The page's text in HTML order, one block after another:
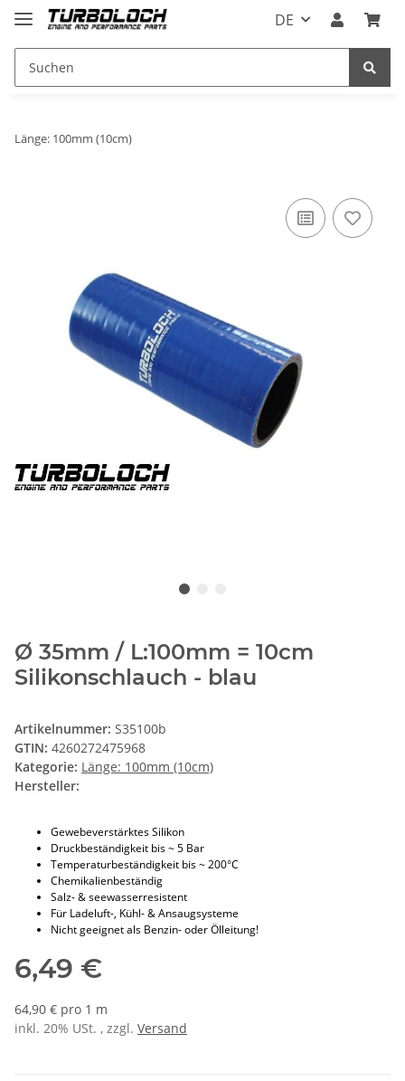
DE
Länge: 100mm (10cm)
Ø 35mm / L:100mm = 10cm
Silikonschlauch - blau
Artikelnummer: S35100b
GTIN: 4260272475968
Kategorie: Länge: 100mm (10cm)
Hersteller:
Gewebeverstärktes Silikon
Druckbeständigkeit bis ~ 5 Bar
Temperaturbeständigkeit bis ~ 200°C
Chemikalienbeständig
Salz- & seewasserresistent
Für Ladeluft-, Kühl- & Ansaugsysteme
Nicht geeignet als Benzin- oder Ölleitung!
6,49 €
64,90 € pro 1 m
inkl. 20% USt. , zzgl. Versand